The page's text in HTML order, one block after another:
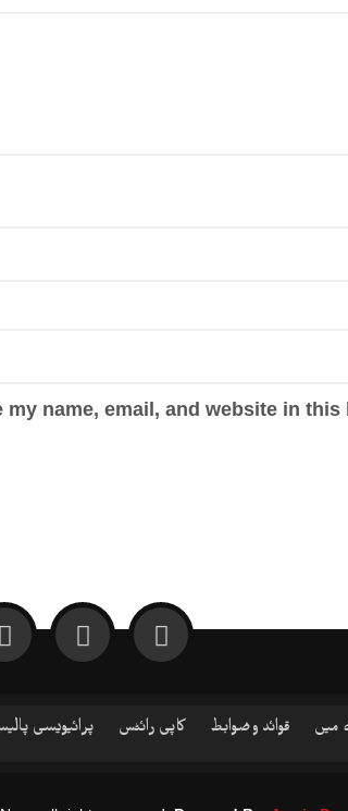
my name, email, and website in
میں قوائد و ضوابط کاپی رائٹس پرائیویسی